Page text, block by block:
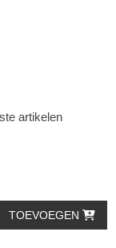
artikelen
TOEVOEGEN